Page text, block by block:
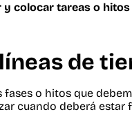
y colocar tareas o hitos
de
fases o hitos que
cuando deberá estar